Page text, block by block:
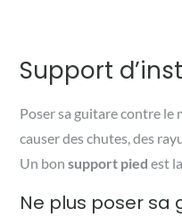
Support
Poser sa guitare contre le
causer des chutes, des
Un bonsupport pied est
Ne plus poser sa